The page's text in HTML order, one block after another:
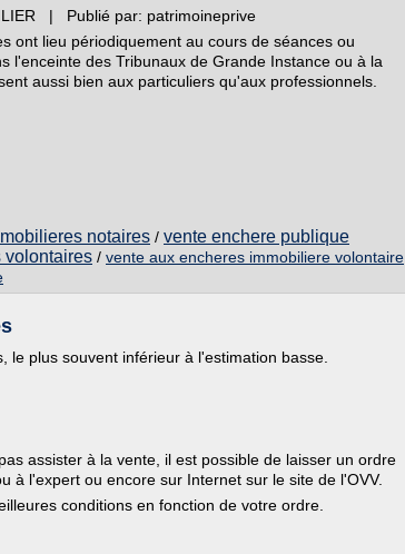
| Publié par: patrimoineprive
ont lieu périodiquement au cours de séances ou
l'enceinte des Tribunaux de Grande Instance ou à la
aussi bien aux particuliers qu'aux professionnels.
notaires / vente enchere publique
volontaires / vente aux encheres immobiliere volontaire
le plus souvent inférieur à l'estimation basse.
assister à la vente, il est possible de laisser un ordre
à l'expert ou encore sur Internet sur le site de l'OVV.
conditions en fonction de votre ordre.